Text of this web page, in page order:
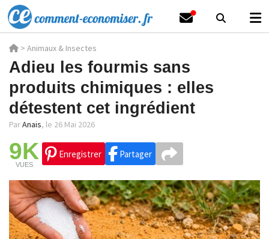
> Animaux & Insectes
Adieu les fourmis sans
produits chimiques : elles
détestent cet ingrédient
ParAnais, le 26 Mai 2026
9K
VUES
Enregistrer Partager